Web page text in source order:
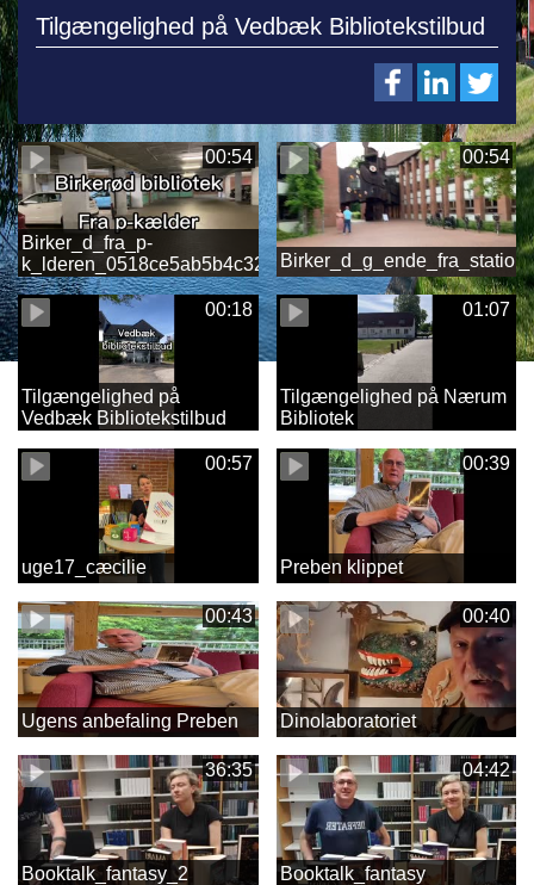
Tilgængelighed på Vedbæk Bibliotekstilbud
00:54
Birker_d_fra_p-
k_lderen_0518ce5ab5b4c32d45eaed9536fa0ce4.MOV
00:54
00:18
Tilgængelighed på
Vedbæk Bibliotekstilbud
01:07
Tilgængelighed på Nærum
Bibliotek
00:57
uge17_cæcilie
00:39
Preben klippet
00:43
Ugens anbefaling Preben
00:40
Dinolaboratoriet
36:35
Booktalk_fantasy_2
04:42
Booktalk_fantasy